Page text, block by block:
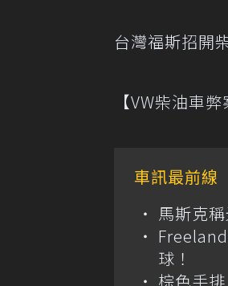
台灣福斯招開
【VW柴油車
車訊最前線
馬斯克
球！
棕色手